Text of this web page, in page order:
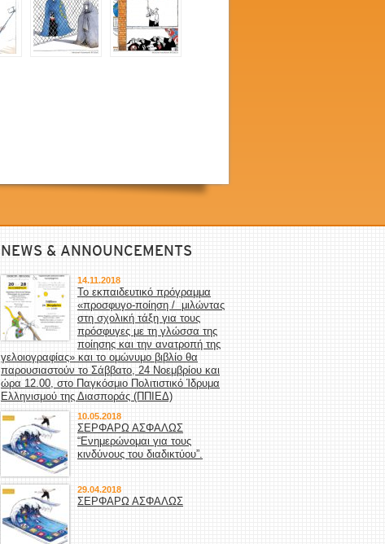
NEWS & ANNOUNCEMENTS
14.11.2018
Το εκπαιδευτικό πρόγραμμα
«προσφυγο-ποίηση / μιλώντας
στη σχολική τάξη για τους
πρόσφυγες με τη γλώσσα της
ποίησης και την ανατροπή της
γελοιογραφίας» και το ομώνυμο βιβλίο θα
παρουσιαστούν το Σάββατο, 24 Νοεμβρίου και
ώρα 12.00, στο Παγκόσμιο Πολιτιστικό Ίδρυμα
Ελληνισμού της Διασποράς (ΠΠΙΕΔ)
10.05.2018
ΣΕΡΦΑΡΩ ΑΣΦΑΛΩΣ
“Ενημερώνομαι για τους
κινδύνους του διαδικτύου”.
29.04.2018
ΣΕΡΦΑΡΩ ΑΣΦΑΛΩΣ